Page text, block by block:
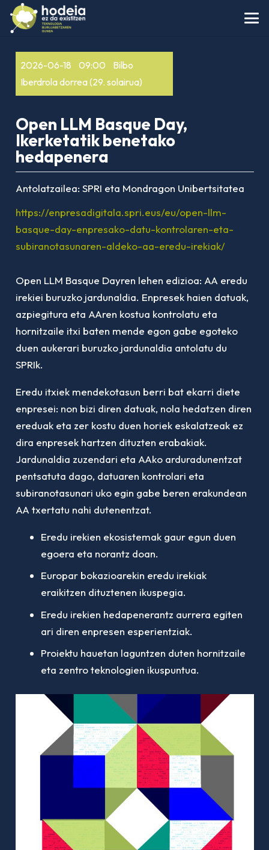
2026-06-18 09:00
Bilbo
Iberdrola dorrea (29. solairua)
Open LLM Basque Day,
Ikerketatik benetako
hedapenera
Antolatzailea: SPRI eta Mondragon Unibertsitatea
https://enpresadigitala.spri.eus/eu/open-llm-
basque-day-enpresako-datu-kontrolaren-eta-
subiranotasunaren-aldeko-aa-eredu-irekiak/
Open LLM Basque Dayren lehen edizioa: AA eredu
irekiei buruzko jardunaldia. Enpresek haien datuak,
azpiegitura eta AAren kostua kontrolatu eta
hornitzaile itxi baten mende egon gabe egoteko
duen aukerari buruzko jardunaldia antolatu du
SPRIk.
Eredu itxiek mendekotasun berri bat ekarri diete
enpresei: non bizi diren datuak, nola hedatzen diren
ereduak eta zer kostu duen horiek eskalatzeak ez
dira enpresek hartzen dituzten erabakiak.
Jardunaldia zuzendari eta AAko arduradunentzat
pentsatuta dago, datuaren kontrolari eta
subiranotasunari uko egin gabe beren erakundean
AA txertatu nahi dutenentzat.
Eredu irekien ekosistemak gaur egun duen
egoera eta norantz doan.
Europar bokazioarekin eredu irekiak
eraikitzen dituztenen ikuspegia.
Eredu irekien hedapenerantz aurrera egiten
ari diren enpresen esperientziak.
Proiektu hauetan laguntzen duten hornitzaile
eta zentro teknologien ikuspuntua.